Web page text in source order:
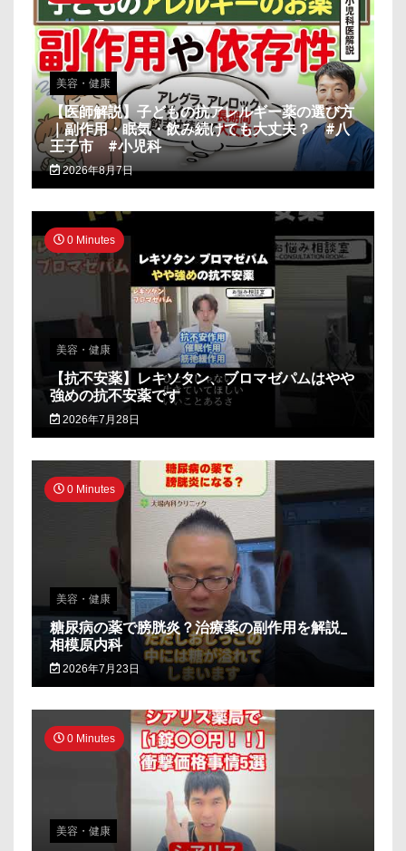
美容・健康
【医師解説】子どもの抗アレルギー薬の選び方
｜副作用・眠気・飲み続けても大丈夫？ #八
王子市 #小児科
2026年8月7日
0 Minutes
美容・健康
【抗不安薬】レキソタン、ブロマゼパムはやや
強めの抗不安薬です
2026年7月28日
0 Minutes
美容・健康
糖尿病の薬で膀胱炎？治療薬の副作用を解説_
相模原内科
2026年7月23日
0 Minutes
美容・健康